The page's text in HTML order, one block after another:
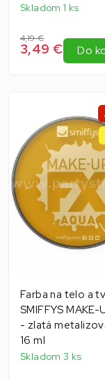
Skladom 1 ks
4,19 €
3,49 € Do
Farba na telo a
SMIFFYS MAKE-
- zlatá
16 ml
Skladom 3 ks